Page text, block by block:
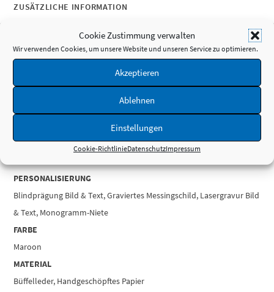
Cookie Zustimmung verwalten
Wir verwenden Cookies, um unsere Website und unseren Service zu optimieren.
Akzeptieren
Ablehnen
Einstellungen
Cookie-RichtlinieDatenschutzImpressum
ZUSÄTZLICHE INFORMATION
PRODUKTDETAILS
0,39 kg
MASSE
MARKE
PERSONALISIERUNG
Blindprägung Bild & Text, Graviertes Messingschild, Lasergravur Bild
& Text, Monogramm-Niete
FARBE
Maroon
MATERIAL
Büffelleder, Handgeschöpftes Papier